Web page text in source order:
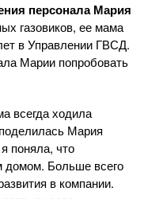
персонала Мария
газовиков, ее мама
в Управлении ГВСД.
Марии попробовать
всегда ходила
Мария
поняла, что
домом. Больше всего
в компании.